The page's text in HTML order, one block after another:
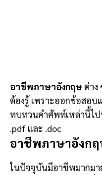
อาชีพภาษาอังกฤษ ต่าง
ต้องรู้ เพราะออกข้อสอ
ทบทวนคำศัพท์เหล่านี้ไป
.pdf และ .doc
อาชีพภาษาอังกฤ
ในปัจจุบันมีอาชีพมากมา